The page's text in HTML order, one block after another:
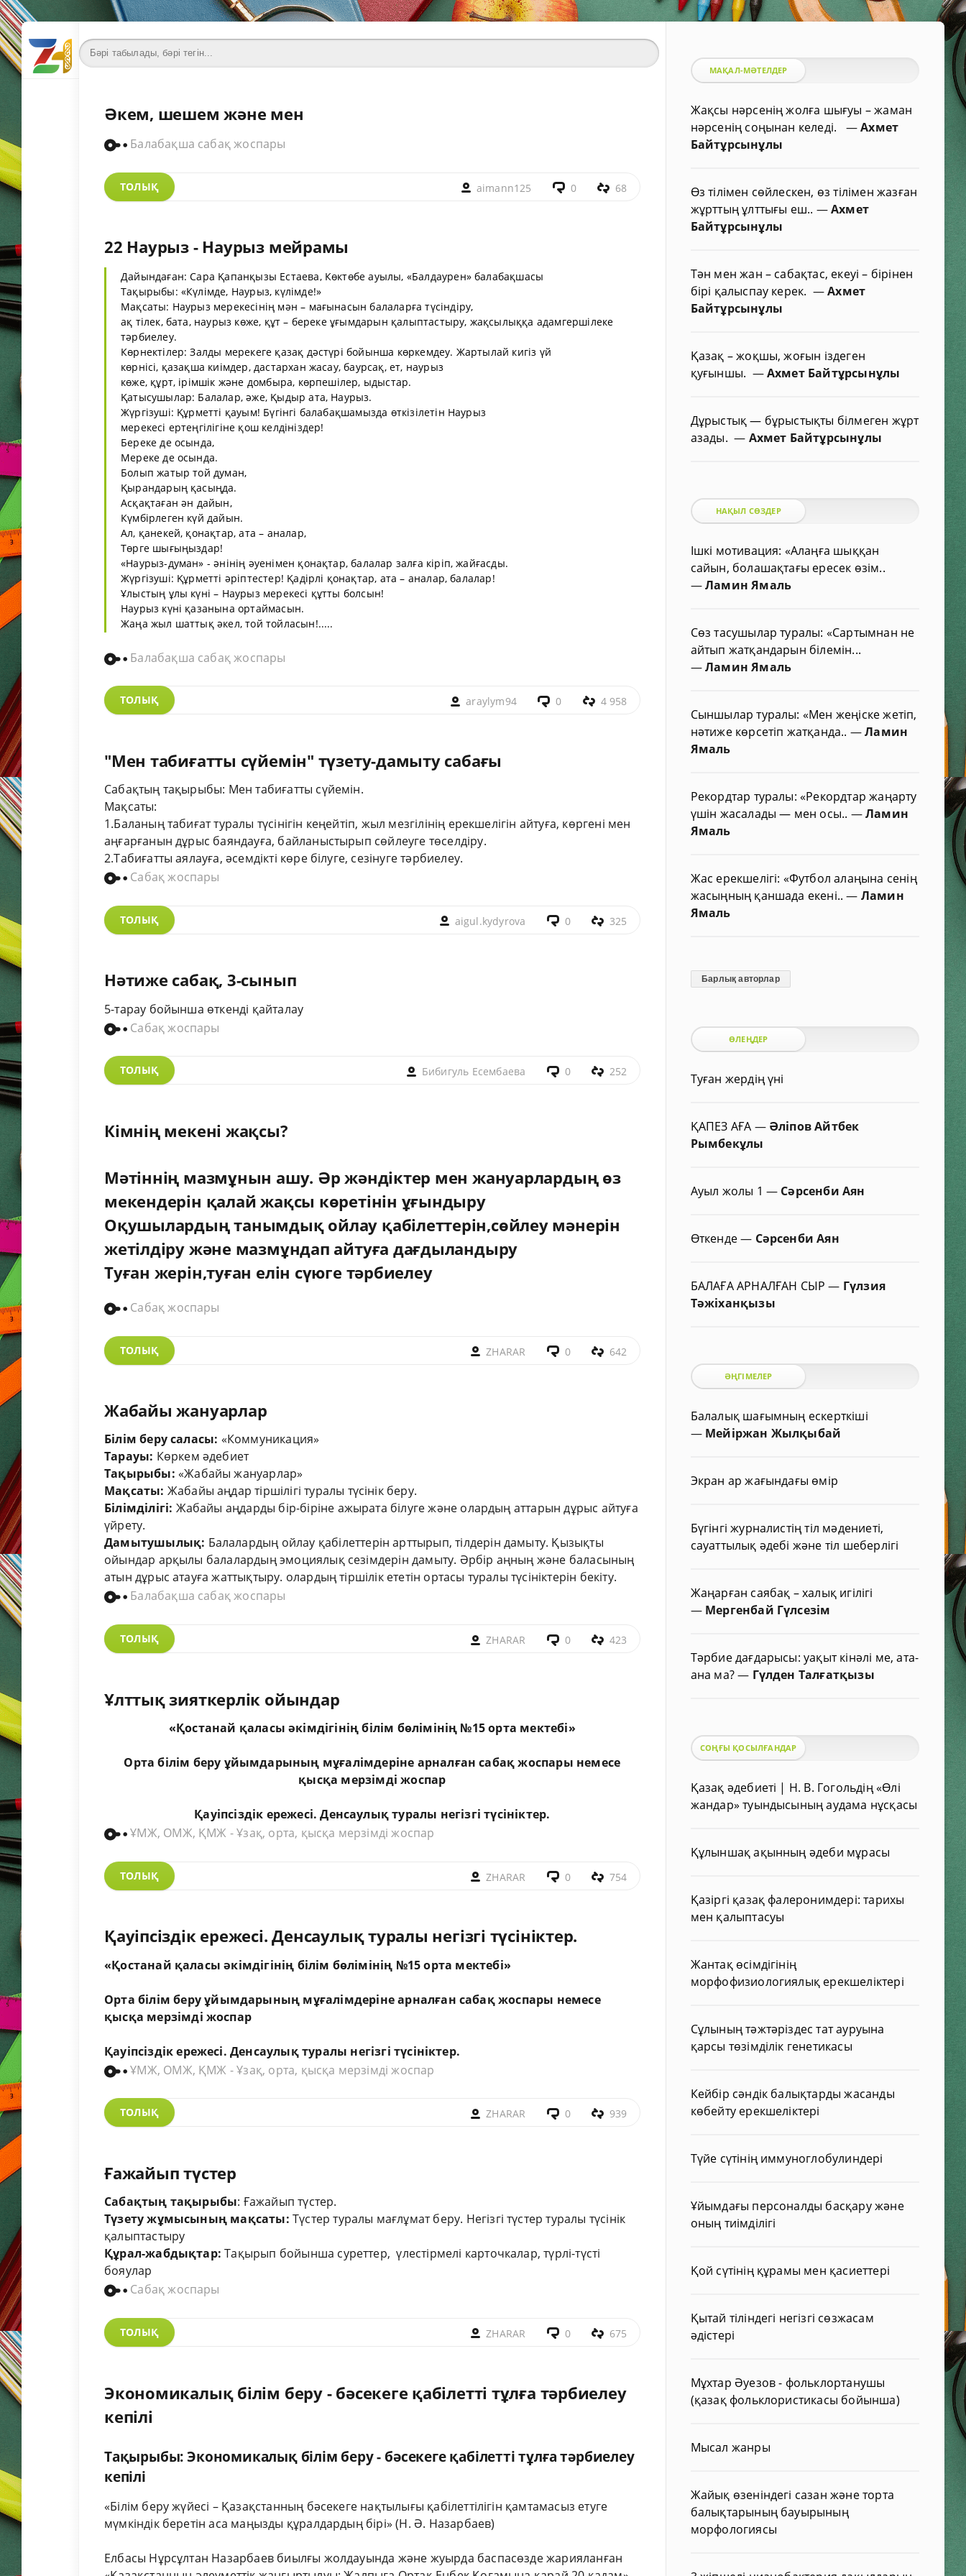
Әкем, шешем және мен
Балабақша сабақ жоспары
ТОЛЫҚ aimann125 0 68
22 Наурыз - Наурыз мейрамы
Дайындаған: Сара Қапанқызы Естаева, Көктөбе ауылы, «Балдаурен» балабақшасы
Тақырыбы: «Күлімде, Наурыз, күлімде!»
Мақсаты: Наурыз мерекесінің мән – мағынасын балаларға түсіндіру,
ақ тілек, бата, наурыз көже, құт – береке ұғымдарын қалыптастыру, жақсылыққа адамгершілеке
тәрбиелеу.
Көрнектілер: Залды мерекеге қазақ дәстүрі бойынша көркемдеу. Жартылай кигіз үй
көрнісі, қазақша киімдер, дастархан жасау, баурсақ, ет, наурыз
көже, құрт, ірімшік және домбыра, көрпешілер, ыдыстар.
Қатысушылар: Балалар, әже, Қыдыр ата, Наурыз.
Жүргізуші: Құрметті қауым! Бүгінгі балабақшамызда өткізілетін Наурыз
мерекесі ертеңгілігіне қош келдініздер!
Береке де осында,
Мереке де осында.
Болып жатыр той думан,
Қырандарың қасыңда.
Асқақтаған ән дайын,
Күмбірлеген күй дайын.
Ал, қанекей, қонақтар, ата – аналар,
Төрге шығыңыздар!
«Наурыз-думан» - әнінің әуенімен қонақтар, балалар залға кіріп, жайғасды.
Жүргізуші: Құрметті әріптестер! Қадірлі қонақтар, ата – аналар, балалар!
Ұлыстың ұлы күні – Наурыз мерекесі құтты болсын!
Наурыз күні қазанына ортаймасын.
Жаңа жыл шаттық әкел, той тойласын!.....
Балабақша сабақ жоспары
ТОЛЫҚ araylym94 0 4 958
"Мен табиғатты сүйемін" түзету-дамыту сабағы
Сабақтың тақырыбы: Мен табиғатты сүйемін.
Мақсаты:
1.Баланың табиғат туралы түсінігін кеңейтіп, жыл мезгілінің ерекшелігін айтуға, көргені мен
аңғарғанын дұрыс баяндауға, байланыстырып сөйлеуге төселдіру.
2.Табиғатты аялауға, әсемдікті көре білуге, сезінуге тәрбиелеу.
Сабақ жоспары
ТОЛЫҚ aigul.kydyrova 0 325
Нәтиже сабақ, 3-сынып
5-тарау бойынша өткенді қайталау
Сабақ жоспары
ТОЛЫҚ Бибигуль Есембаева 0 252
Кімнің мекені жақсы?
Мәтіннің мазмұнын ашу. Әр жәндіктер мен жануарлардың өз
мекендерін қалай жақсы көретінін ұғындыру
Оқушылардың танымдық ойлау қабілеттерін,сөйлеу мәнерін
жетілдіру және мазмұндап айтуға дағдыландыру
Туған жерін,туған елін сүюге тәрбиелеу
Сабақ жоспары
ТОЛЫҚ ZHARAR 0 642
Жабайы жануарлар
Білім беру саласы: «Коммуникация»
Тарауы: Көркем әдебиет
Тақырыбы: «Жабайы жануарлар»
Мақсаты: Жабайы аңдар тіршілігі туралы түсінік беру.
Білімділігі: Жабайы аңдарды бір-біріне ажырата білуге және олардың аттарын дұрыс айтуға
үйрету.
Дамытушылық: Балалардың ойлау қабілеттерін арттырып, тілдерін дамыту. Қызықты
ойындар арқылы балалардың эмоциялық сезімдерін дамыту. Әрбір аңның және баласының
атын дұрыс атауға жаттықтыру. олардың тіршілік ететін ортасы туралы түсініктерін бекіту.
Балабақша сабақ жоспары
ТОЛЫҚ ZHARAR 0 423
Ұлттық зияткерлік ойындар
«Қостанай қаласы әкімдігінің білім бөлімінің №15 орта мектебі»
Орта білім беру ұйымдарының мұғалімдеріне арналған сабақ жоспары немесе
қысқа мерзімді жоспар
Қауіпсіздік ережесі.Денсаулықтуралы негізгі түсініктер.
ҰМЖ, ОМЖ, ҚМЖ - Ұзақ, орта, қысқа мерзімді жоспар
ТОЛЫҚ ZHARAR 0 754
Қауіпсіздік ережесі. Денсаулық туралы негізгі түсініктер.
«Қостанай қаласы әкімдігінің білім бөлімінің №15 орта мектебі»
Орта білім беруұйымдарының мұғалімдерінеарналған сабақжоспары немесе
қысқа мерзімді жоспар
Қауіпсіздікережесі.Денсаулықтуралы негізгі түсініктер.
ҰМЖ, ОМЖ, ҚМЖ - Ұзақ, орта, қысқа мерзімді жоспар
ТОЛЫҚ ZHARAR 0 939
Ғажайып түстер
Сабақтың тақырыбы: Ғажайып түстер.
Түзету жұмысының мақсаты: Түстер туралы мағлұмат беру. Негізгі түстер туралы түсінік
қалыптастыру
Құрал-жабдықтар: Тақырып бойынша суреттер, үлестірмелі карточкалар, түрлі-түсті
бояулар
Сабақ жоспары
ТОЛЫҚ ZHARAR 0 675
Экономикалық білім беру - бәсекеге қабілетті тұлға тәрбиелеу
кепілі
Тақырыбы: Экономикалық білім беру - бәсекеге қабілетті тұлға тәрбиелеу
кепілі
«Білім беру жүйесі – Қазақстанның бәсекеге нақтылығы қабілеттілігін қамтамасыз етуге
мүмкіндік беретін аса маңызды құралдардың бірі» (Н. Ә. Назарбаев)
Елбасы Нұрсұлтан Назарбаев биылғы жолдауында және жуырда баспасөзде жарияланған
МАҚАЛ-МӘТЕЛДЕР
Жақсы нәрсенің жолға шығуы – жаман
нәрсенің соңынан келеді. —Ахмет
Байтұрсынұлы
Өз тілімен сөйлескен, өз тілімен жазған
жұрттың ұлттығы еш.. —Ахмет
Байтұрсынұлы
Тән мен жан – сабақтас, екеуі – бірінен
бірі қалыспау керек. —Ахмет
Байтұрсынұлы
Қазақ – жоқшы, жоғын іздеген
қуғыншы. —Ахмет Байтұрсынұлы
Дұрыстық — бұрыстықты білмеген жұрт
азады.— Ахмет Байтұрсынұлы
НАҚЫЛ СӨЗДЕР
Ішкі мотивация: «Алаңға шыққан
сайын, болашақтағы ересек өзім..
—Ламин Ямаль
Сөз тасушылар туралы: «Сартымнан не
айтып жатқандарын білемін...
—Ламин Ямаль
Сыншылар туралы: «Мен жеңіске жетіп,
нәтиже көрсетіп жатқанда.. —Ламин
Ямаль
Рекордтар туралы: «Рекордтар жаңарту
үшін жасалады — мен осы.. —Ламин
Ямаль
Жас ерекшелігі: «Футбол алаңына сенің
жасыңның қаншада екені..— Ламин
Ямаль
Барлық авторлар
ӨЛЕҢДЕР
Туған жердің үні
ҚАПЕЗ АҒА — Әліпов Айтбек
Рымбекұлы
Ауыл жолы 1 — Сәрсенби Аян
Өткенде— Сәрсенби Аян
БАЛАҒА АРНАЛҒАН СЫР— Гүлзия
Тәжіханқызы
ӘҢГІМЕЛЕР
Балалық шағымның ескерткіші
— Мейіржан Жылқыбай
Экран ар жағындағы өмір
Бүгінгі журналистің тіл мәдениеті,
сауаттылық әдебі және тіл шеберлігі
Жаңарған саябақ – халық игілігі
— Мергенбай Гүлсезім
Тәрбие дағдарысы: уақыт кінәлі ме, ата-
ана ма?— Гүлден Талғатқызы
СОҢҒЫ ҚОСЫЛҒАНДАР
Қазақ әдебиеті | Н. В. Гогольдің «Өлі
жандар» туындысының аудама нұсқасы
Құлыншақ ақынның әдеби мұрасы
Қазіргі қазақ фалеронимдері: тарихы
мен қалыптасуы
Жантақ өсімдігінің
морфофизиологиялық ерекшеліктері
Сұлының тәжтәріздес тат ауруына
қарсы төзімділік генетикасы
Кейбір сәндік балықтарды жасанды
көбейту ерекшеліктері
Түйе сүтінің иммуноглобулиндері
Ұйымдағы персоналды басқару және
оның тиімділігі
Қой сүтінің құрамы мен қасиеттері
Қытай тіліндегі негізгі сөзжасам
әдістері
Мұхтар Әуезов - фольклортанушы
(қазақ фольклористикасы бойынша)
Мысал жанры
Жайық өзеніндегі сазан және торта
балықтарының бауырының
морфологиясы